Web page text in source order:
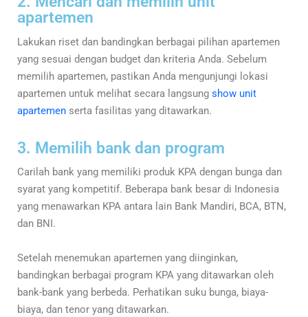
apartemen
Lakukan riset dan bandingkan berbagai pilihan apartemen
yang sesuai dengan budget dan kriteria Anda. Sebelum
memilih apartemen, pastikan Anda mengunjungi lokasi
apartemen untuk melihat secara langsung show unit
apartemen serta fasilitas yang ditawarkan.
3. Memilih bank dan program
Carilah bank yang memiliki produk KPA dengan bunga dan
syarat yang kompetitif. Beberapa bank besar di Indonesia
yang menawarkan KPA antara lain Bank Mandiri, BCA, BTN,
dan BNI.
Setelah menemukan apartemen yang diinginkan,
bandingkan berbagai program KPA yang ditawarkan oleh
bank-bank yang berbeda. Perhatikan suku bunga, biaya-
biaya, dan tenor yang ditawarkan.